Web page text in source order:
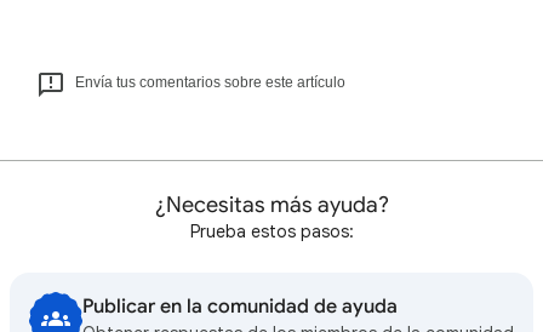
Envía tus comentarios sobre este artículo
¿Necesitas más ayuda?
Prueba estos pasos:
Publicar en la comunidad de ayuda